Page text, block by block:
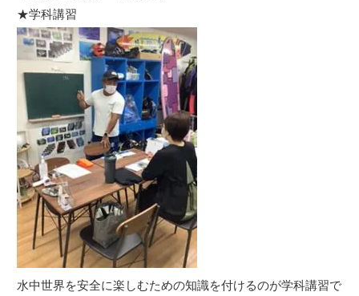
★学科講習
水中世界を安全に楽しむための知識を付けるのが学科講習で